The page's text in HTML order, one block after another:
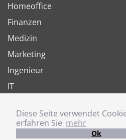
Diese Seite verwendet
erfahren Sie mehr
Ok
Homeoffice
Finanzen
Medizin
Marketing
Ingenieur
IT
Joboter